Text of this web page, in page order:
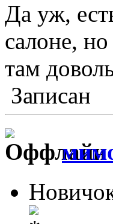
Да уж,
салоне,
там
Записан